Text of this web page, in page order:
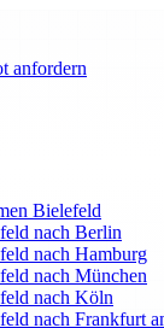
anfordern
Bielefeld
nach Berlin
nach Hamburg
nach München
nach Köln
nach Frankfurt